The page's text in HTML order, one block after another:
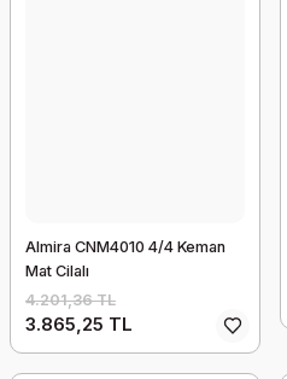
Almira CNM4010 4/4 Keman
Mat Cilalı
4.201,36 TL
3.865,25 TL